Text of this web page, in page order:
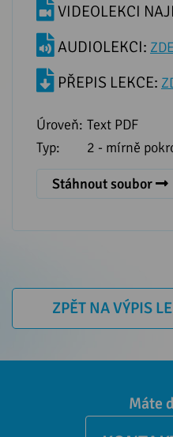
VIDEOLEKCI
AUDIOLEKCI: ZDE
PŘEPIS LEKCE:
Úroveň: Text PDF
Typ:
2 - mírně
Stáhnout soubor
ZPĚT NA VÝPIS
Máte